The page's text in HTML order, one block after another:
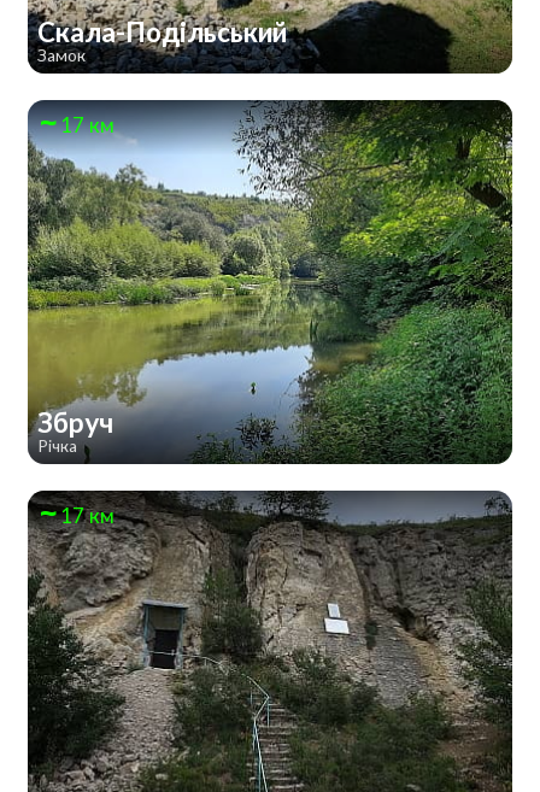
Скала-Подільський
Замок
17 км
Збруч
Річка
17 км